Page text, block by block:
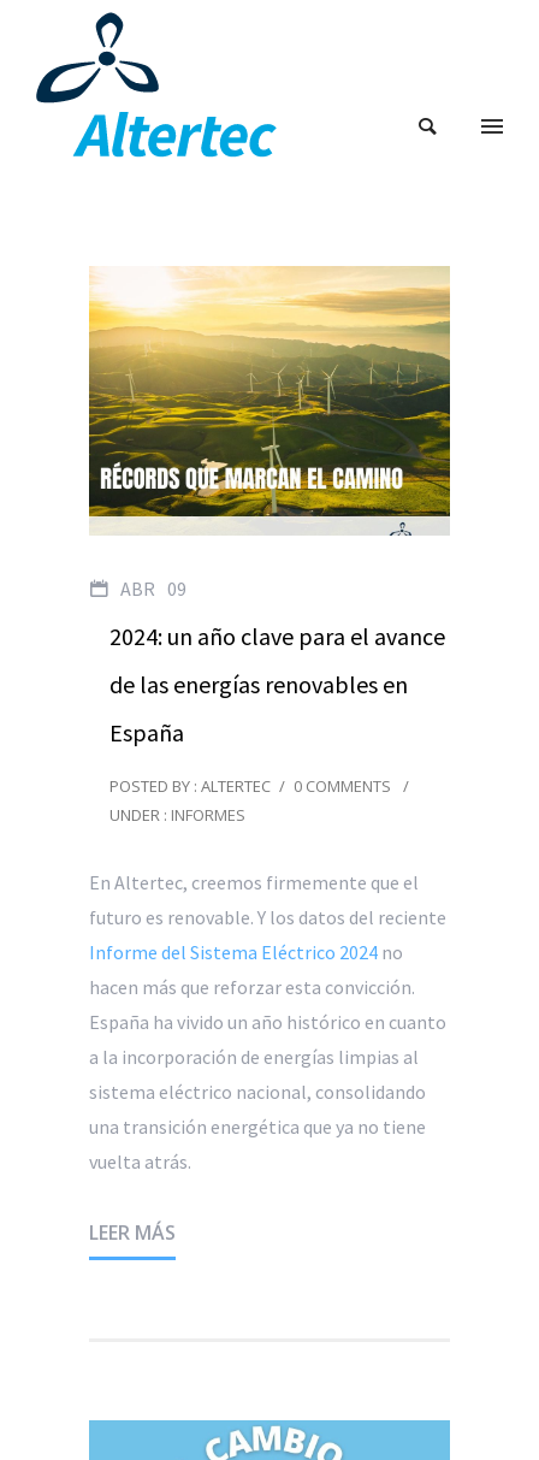
ABR 09
2024: un año clave para el avance
de las energías renovables en
España
POSTED BY : ALTERTEC / 0 COMMENTS
/
UNDER : INFORMES
En Altertec, creemos firmemente que el
futuro es renovable. Y los datos del reciente
Informe del Sistema Eléctrico 2024 no
hacen más que reforzar esta convicción.
España ha vivido un año histórico en cuanto
a la incorporación de energías limpias al
sistema eléctrico nacional, consolidando
una transición energética que ya no tiene
vuelta atrás.
LEER MÁS